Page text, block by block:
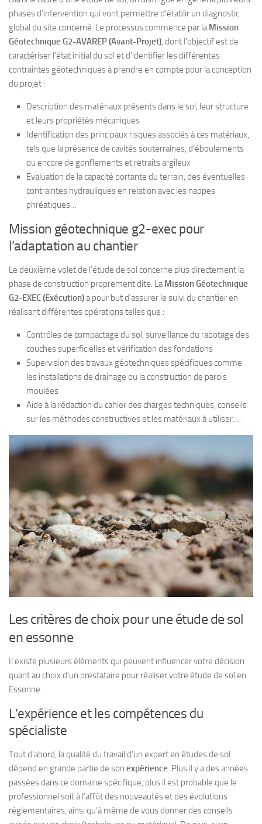
phases d’intervention qui vont permettre d’établir un diagnostic
global du site concerné. Le processus commence par la Mission
Géotechnique G2-AVAREP (Avant-Projet), dont l’objectif est de
caractériser l’état initial du sol et d’identifier les différentes
contraintes géotechniques à prendre en compte pour la conception
du projet :
Description des matériaux présents dans le sol, leur structure
et leurs propriétés mécaniques
Identification des principaux risques associés à ces matériaux,
tels que la présence de cavités souterraines, d’éboulements
ou encore de gonflements et retraits argileux
Evaluation de la capacité portante du terrain, des éventuelles
contraintes hydrauliques en relation avec les nappes
phréatiques…
Mission géotechnique g2-exec pour
l’adaptation au chantier
Le deuxième volet de l’étude de sol concerne plus directement la
phase de construction proprement dite. La Mission Géotechnique
G2-EXEC (Exécution)a pour but d’assurer le suivi du chantier en
réalisant différentes opérations telles que :
Contrôles de compactage du sol, surveillance du rabotage des
couches superficielles et vérification des fondations
Supervision des travaux géotechniques spécifiques comme
les installations de drainage ou la construction de parois
moulées
Aide à la rédaction du cahier des charges techniques, conseils
sur les méthodes constructives et les matériaux à utiliser….
Les critères de choix pour une étude de sol
en essonne
Il existe plusieurs éléments qui peuvent influencer votre décision
quant au choix d’un prestataire pour réaliser votre étude de sol en
Essonne :
L’expérience et les compétences du
spécialiste
Tout d’abord, la qualité du travail d’un expert en études de sol
dépend en grande partie de son expérience. Plus il y a des années
passées dans ce domaine spécifique, plus il est probable que le
professionnel soit à l’affût des nouveautés et des évolutions
réglementaires, ainsi qu’à même de vous donner des conseils